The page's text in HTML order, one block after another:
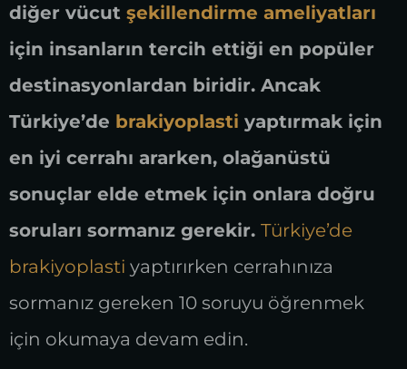
diğer vücut şekillendirme ameliyatları
için insanların tercih ettiği en popüler
destinasyonlardan biridir. Ancak
Türkiye’de brakiyoplasti yaptırmak için
en iyi cerrahı ararken, olağanüstü
sonuçlar elde etmek için onlara doğru
soruları sormanız gerekir. Türkiye’de
brakiyoplasti yaptırırken cerrahınıza
sormanız gereken 10 soruyu öğrenmek
için okumaya devam edin.